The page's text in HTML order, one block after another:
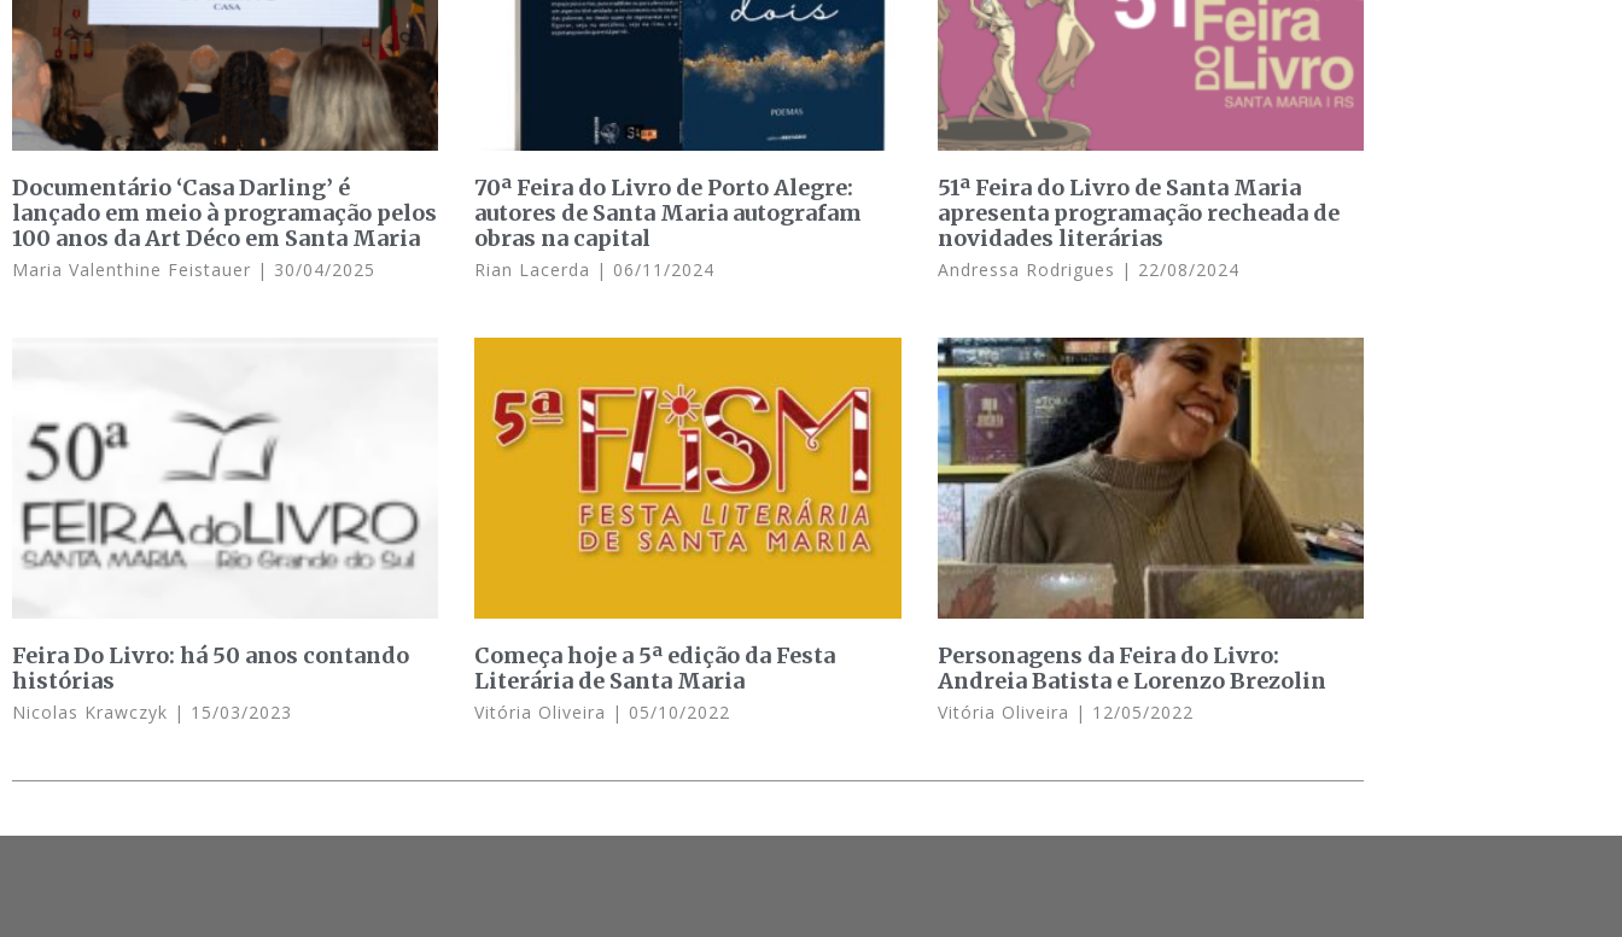
Documentário ‘Casa Darling’ é
lançado em meio à programação pelos
100 anos da Art Déco em Santa Maria
Maria Valenthine Feistauer 30/04/2025
70ª Feira do Livro de Porto Alegre:
autores de Santa Maria autografam
obras na capital
Rian Lacerda 06/11/2024
51ª Feira do Livro de Santa Maria
apresenta programação recheada de
novidades literárias
Andressa Rodrigues 22/08/2024
Feira Do Livro: há 50 anos contando
histórias
Nicolas Krawczyk 15/03/2023
Começa hoje a 5ª edição da Festa
Literária de Santa Maria
Vitória Oliveira 05/10/2022
Personagens da Feira do Livro:
Andreia Batista e Lorenzo Brezolin
Vitória Oliveira 12/05/2022